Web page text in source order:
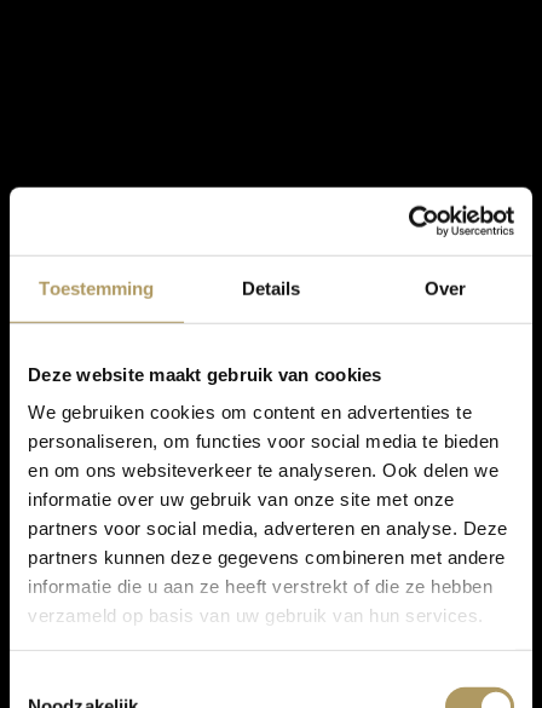
Toestemming Details Over
Deze website maakt gebruik van cookies
We gebruiken cookies om content en advertenties te
personaliseren, om functies voor social media te bieden
en om ons websiteverkeer te analyseren. Ook delen we
informatie over uw gebruik van onze site met onze
partners voor social media, adverteren en analyse. Deze
partners kunnen deze gegevens combineren met andere
informatie die u aan ze heeft verstrekt of die ze hebben
verzameld op basis van uw gebruik van hun services.